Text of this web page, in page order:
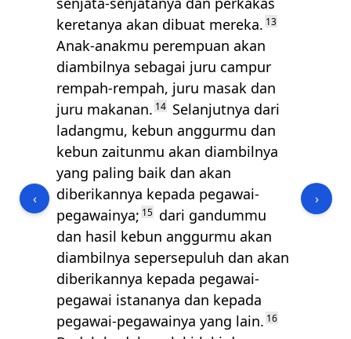
‹
keretanya akan dibuat mereka. 13
Anak-anakmu perempuan akan
diambilnya sebagai juru campur
rempah-rempah, juru masak dan
juru makanan. 14 Selanjutnya dari
ladangmu, kebun anggurmu dan
kebun zaitunmu akan diambilnya
yang paling baik dan akan
diberikannya kepada pegawai-
pegawainya; 15
dari gandummu
dan hasil kebun anggurmu akan
diambilnya sepersepuluh dan akan
diberikannya kepada pegawai-
pegawai istananya dan kepada
pegawai-pegawainya yang lain. 16
›